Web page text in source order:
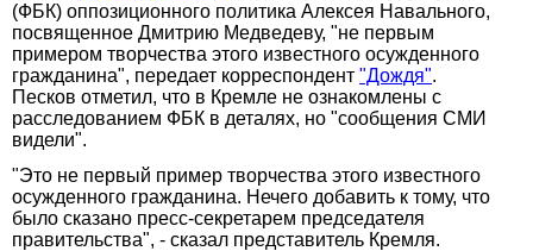
(ФБК) оппозиционного политика Алексея Навального,
посвященное Дмитрию Медведеву, "не первым
примером творчества этого известного осужденного
гражданина", передает корреспондент "Дождя".
Песков отметил, что в Кремле не ознакомлены с
расследованием ФБК в деталях, но "сообщения СМИ
видели".
"Это не первый пример творчества этого известного
осужденного гражданина. Нечего добавить к тому, что
было сказано пресс-секретарем председателя
правительства", - сказал представитель Кремля.